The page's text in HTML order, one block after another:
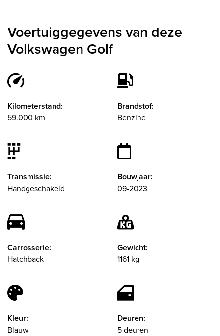
Voertuiggegevens van deze
Volkswagen Golf
Kilometerstand:
59.000 km
Brandstof:
Benzine
Transmissie:
Handgeschakeld
Bouwjaar:
09-2023
Carrosserie:
Hatchback
Gewicht:
1161 kg
Kleur:
Blauw
Deuren:
5 deuren